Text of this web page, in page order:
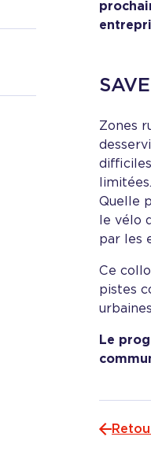
Zones
Quelle
le vélo
par les
Ce
pistes
Le